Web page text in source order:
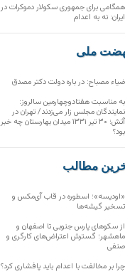
همگامی برای جمهوری سکولار دموکرات در
ایران: نه به اعدام
ملی
ضیاء مصباح: در باره دولت دکتر مصدق
به مناسبت هفتادوچهارمین سالروز:
نمایندگان مجلس زار می‌زدند/ تهران در
آتش؛ ۳۰ تیر ۱۳۳۱ میدان بهارستان چه خبر
بود؟
مطالب
«اودیسه»؛ اسطوره در قاب آی‌مکس و
تسخیر گیشه‌ها
از سکوهای پارس جنوبی تا اصفهان و
ماهشهر؛ گسترش اعتراض‌های کارگری و
صنفی
چرا بر مخالفت با اعدام باید پافشاری کرد؟